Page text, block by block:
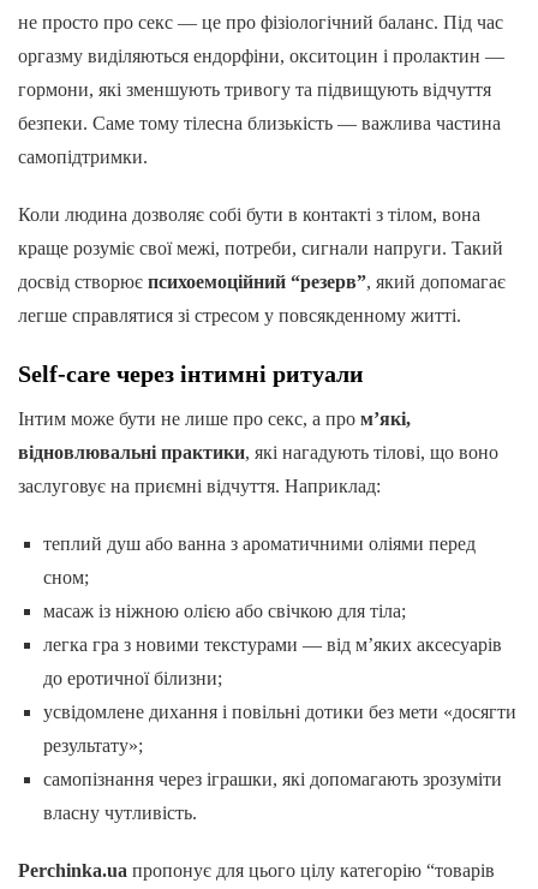
не просто про секс — це про фізіологічний баланс. Під час
оргазму виділяються ендорфіни, окситоцин і пролактин —
гормони, які зменшують тривогу та підвищують відчуття
безпеки. Саме тому тілесна близькість — важлива частина
самопідтримки.
Коли людина дозволяє собі бути в контакті з тілом, вона
краще розуміє свої межі, потреби, сигнали напруги. Такий
досвід створює психоемоційний “резерв”, який допомагає
легше справлятися зі стресом у повсякденному житті.
Self-care через інтимні ритуали
Інтим може бути не лише про секс, а про м’які,
відновлювальні практики, які нагадують тілові, що воно
заслуговує на приємні відчуття. Наприклад:
теплий душ або ванна з ароматичними оліями перед
сном;
масаж із ніжною олією або свічкою для тіла;
легка гра з новими текстурами — від м’яких аксесуарів
до еротичної білизни;
усвідомлене дихання і повільні дотики без мети «досягти
результату»;
самопізнання через іграшки, які допомагають зрозуміти
власну чутливість.
Perchinka.ua пропонує для цього цілу категорію “товарів